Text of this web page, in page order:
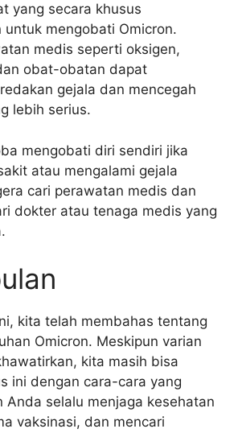
yang secara khusus
untuk mengobati Omicron.
medis seperti oksigen,
obat-obatan dapat
gejala dan mencegah
lebih serius.
mengobati diri sendiri jika
atau mengalami gejala
cari perawatan medis dan
dokter atau tenaga medis yang
kita telah membahas tentang
Omicron. Meskipun varian
kita masih bisa
ini dengan cara-cara yang
Anda selalu menjaga kesehatan
vaksinasi, dan mencari